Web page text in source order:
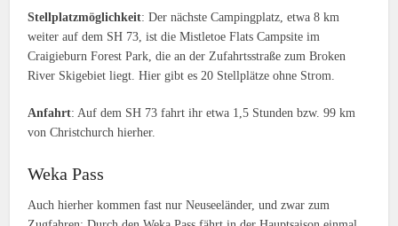
Stellplatzmöglichkeit: Der nächste Campingplatz, etwa 8 km
weiter auf dem SH 73, ist die Mistletoe Flats Campsite im
Craigieburn Forest Park, die an der Zufahrtsstraße zum Broken
River Skigebiet liegt. Hier gibt es 20 Stellplätze ohne Strom.
Anfahrt: Auf dem SH 73 fahrt ihr etwa 1,5 Stunden bzw. 99 km
von Christchurch hierher.
Weka Pass
Auch hierher kommen fast nur Neuseeländer, und zwar zum